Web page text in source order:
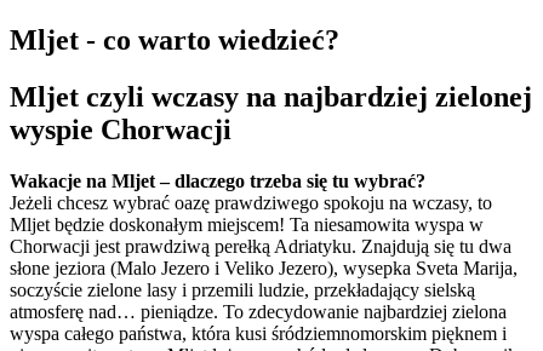
Mljet - co warto wiedzieć?
Mljet czyli wczasy na najbardziej zielonej
wyspie Chorwacji
Wakacje na Mljet – dlaczego trzeba się tu wybrać?
Jeżeli chcesz wybrać oazę prawdziwego spokoju na wczasy, to
Mljet będzie doskonałym miejscem! Ta niesamowita wyspa w
Chorwacji jest prawdziwą perełką Adriatyku. Znajdują się tu dwa
słone jeziora (Malo Jezero i Veliko Jezero), wysepka Sveta Marija,
soczyście zielone lasy i przemili ludzie, przekładający sielską
atmosferę nad… pieniądze. To zdecydowanie najbardziej zielona
wyspa całego państwa, która kusi śródziemnomorskim pięknem i